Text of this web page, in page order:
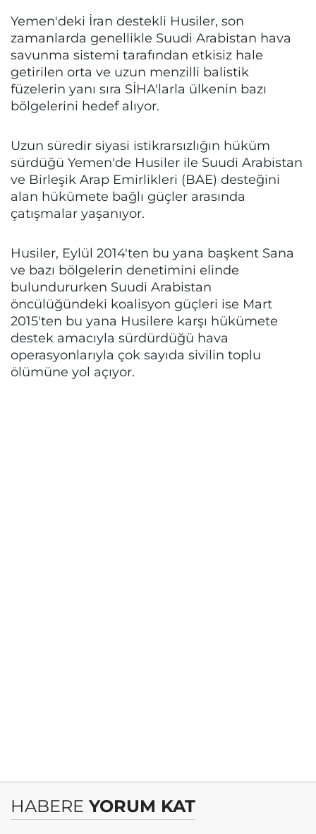
Yemen'deki İran destekli Husiler, son
zamanlarda genellikle Suudi Arabistan hava
savunma sistemi tarafından etkisiz hale
getirilen orta ve uzun menzilli balistik
füzelerin yanı sıra SİHA'larla ülkenin bazı
bölgelerini hedef alıyor.
Uzun süredir siyasi istikrarsızlığın hüküm
sürdüğü Yemen'de Husiler ile Suudi Arabistan
ve Birleşik Arap Emirlikleri (BAE) desteğini
alan hükümete bağlı güçler arasında
çatışmalar yaşanıyor.
Husiler, Eylül 2014'ten bu yana başkent Sana
ve bazı bölgelerin denetimini elinde
bulundururken Suudi Arabistan
öncülüğündeki koalisyon güçleri ise Mart
2015'ten bu yana Husilere karşı hükümete
destek amacıyla sürdürdüğü hava
operasyonlarıyla çok sayıda sivilin toplu
ölümüne yol açıyor.
HABERE YORUM KAT